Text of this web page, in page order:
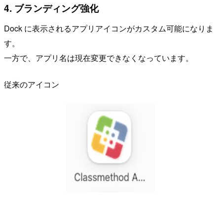
4. ブランディング強化
Dock に表示されるアプリアイコンがカスタム可能になりま
す。
一方で、アプリ名は現在変更できなくなっています。
従来のアイコン